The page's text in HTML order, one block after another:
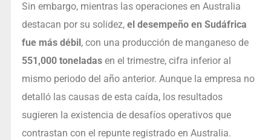
Sin embargo, mientras las operaciones en Australia
destacan por su solidez, el desempeño en Sudáfrica
fue más débil , con una producción de manganeso de
551,000 toneladasen el trimestre, cifra inferior al
mismo periodo del año anterior. Aunque la empresa no
detalló las causas de esta caída, los resultados
sugieren la existencia de desafíos operativos que
contrastan con el repunte registrado en Australia.